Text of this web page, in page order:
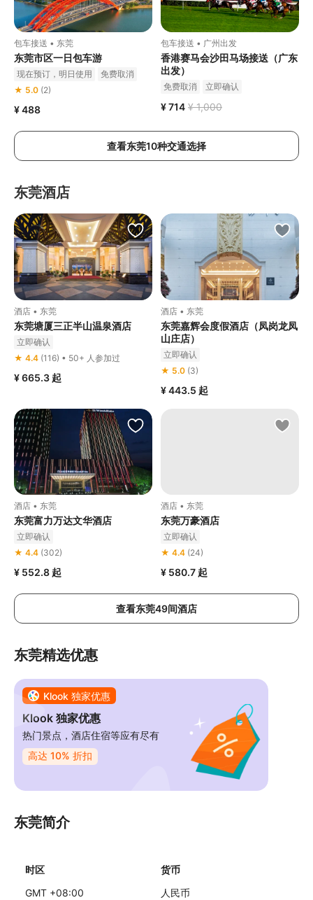
包车接送 • 东莞
东莞市区一日包车游
现在预订，明日使用
免费取消
★ 5.0 (2)
¥ 488
包车接送 • 广州出发
香港赛马会沙田马场接送（广东
出发）
免费取消 立即确认
¥ 714 ¥ 1,000
查看东莞10种交通选择
东莞酒店
酒店 • 东莞
东莞塘厦三正半山温泉酒店
立即确认
★ 4.4 (116) • 50+ 人参加过
¥ 665.3 起
酒店 • 东莞
东莞嘉辉会度假酒店（凤岗龙凤
山庄店）
立即确认
★ 5.0 (3)
¥ 443.5 起
酒店 • 东莞
东莞富力万达文华酒店
立即确认
★ 4.4 (302)
¥ 552.8 起
酒店 • 东莞
东莞万豪酒店
立即确认
★ 4.4 (24)
¥ 580.7 起
查看东莞49间酒店
东莞精选优惠
Klook 独家优惠
Klook 独家优惠
热门景点，酒店住宿等应有尽有
高达 10% 折扣
东莞简介
时区
GMT +08:00
货币
人民币